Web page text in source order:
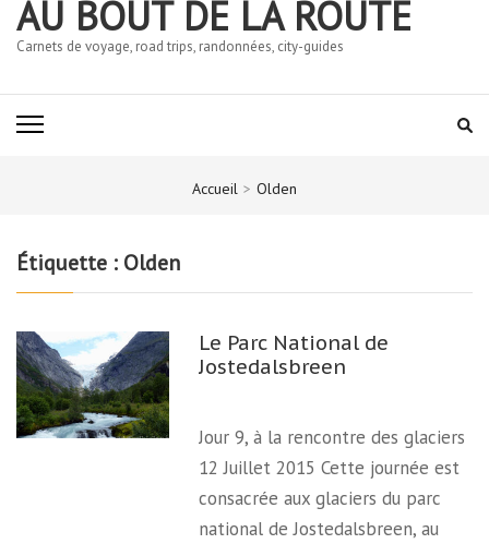
AU BOUT DE LA ROUTE
Carnets de voyage, road trips, randonnées, city-guides
Accueil > Olden
Étiquette : Olden
Le Parc National de
Jostedalsbreen
Jour 9, à la rencontre des glaciers
12 Juillet 2015 Cette journée est
consacrée aux glaciers du parc
national de Jostedalsbreen, au